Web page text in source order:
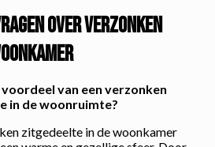
over verzonken
van een verzonken
in de woonruimte?
zitgedeelte in de woonkamer